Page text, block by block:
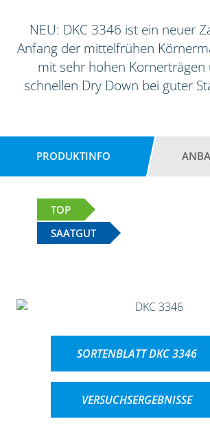
NEU: DKC 3346 ist ein neuer
Anfang der mittelfrühen
mit sehr hohen Kornerträgen
schnellen Dry Down bei guter
PRODUKTINFO
TOP
SAATGUT
SORTENBLATT DKC 3346
VERSUCHSERGEBNISSE